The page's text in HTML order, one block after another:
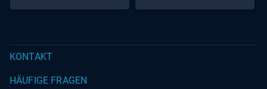
KONTAKT
HÄUFIGE FRAGEN